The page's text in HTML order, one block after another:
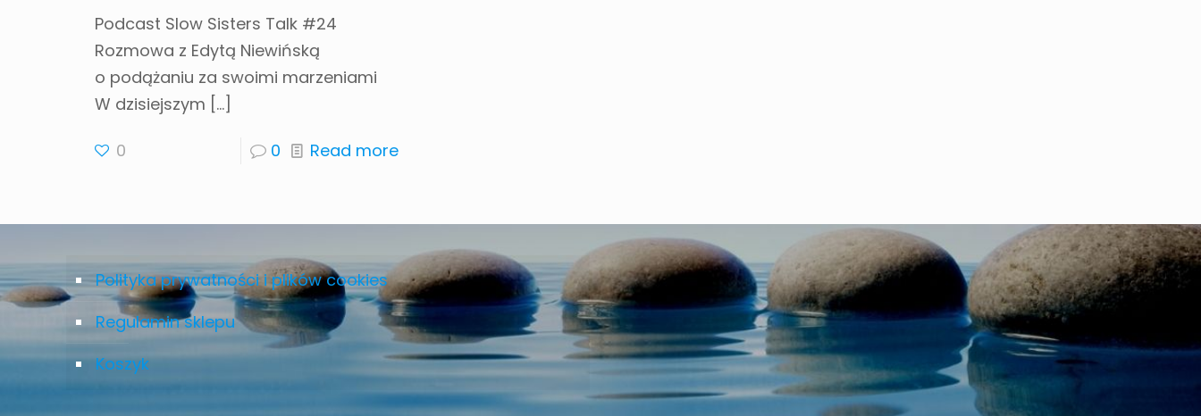
Podcast Slow Sisters Talk #24
Rozmowa z Edytą Niewińską
o podążaniu za swoimi marzeniami​
W dzisiejszym […]
0 0 Read more
Polityka prywatności i plików cookies
Regulamin sklepu
Koszyk